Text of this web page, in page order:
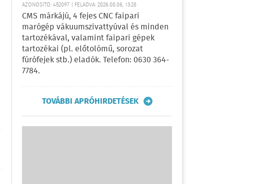
AZONOSÍTÓ: 452097 | FELADVA: 2026.08.06, 13:28
CMS márkájú, 4 fejes CNC faipari
marógép vákuumszivattyúval és minden
tartozékával, valamint faipari gépek
tartozékai (pl. előtolómű, sorozat
fúrófejek stb.) eladók. Telefon: 0630 364-
7784.
TOVÁBBI APRÓHIRDETÉSEK